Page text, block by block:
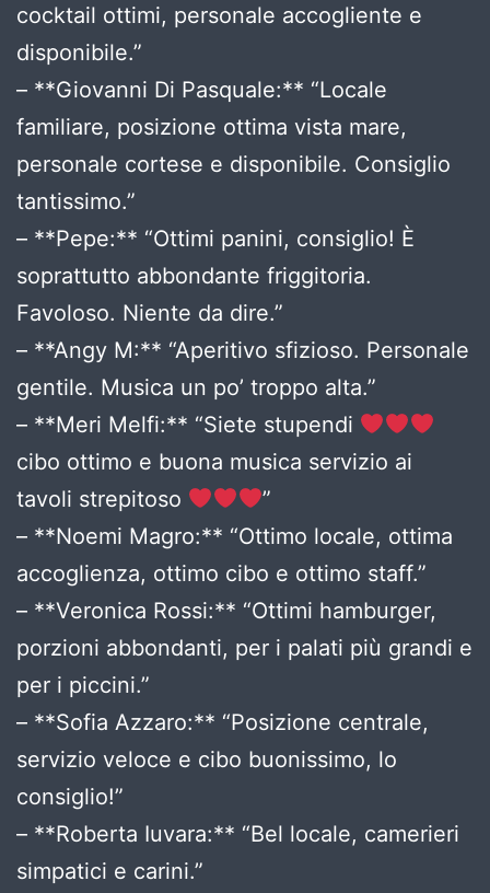
cocktail ottimi, personale accogliente e
disponibile.”
– **Giovanni Di Pasquale:** “Locale
familiare, posizione ottima vista mare,
personale cortese e disponibile. Consiglio
tantissimo.”
– **Pepe:** “Ottimi panini, consiglio! È
soprattutto abbondante friggitoria.
Favoloso. Niente da dire.”
– **Angy M:** “Aperitivo sfizioso. Personale
gentile. Musica un po’ troppo alta.”
– **Meri Melfi:** “Siete stupendi
cibo ottimo e buona musica servizio ai
tavoli strepitoso
”
– **Noemi Magro:** “Ottimo locale, ottima
accoglienza, ottimo cibo e ottimo staff.”
– **Veronica Rossi:** “Ottimi hamburger,
porzioni abbondanti, per i palati più grandi e
per i piccini.”
– **Sofia Azzaro:** “Posizione centrale,
servizio veloce e cibo buonissimo, lo
consiglio!”
– **Roberta Iuvara:** “Bel locale, camerieri
simpatici e carini.”